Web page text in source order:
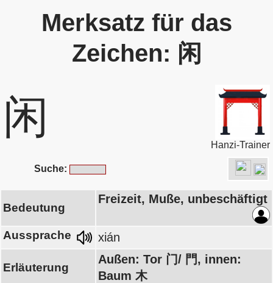
Merksatz für das
Zeichen: 闲
闲
Hanzi-Trainer
Suche:
Bedeutung
Freizeit, Muße, unbeschäftigt
Aussprache xián
Erläuterung
Außen: Tor 门/ 門, innen:
Baum 木